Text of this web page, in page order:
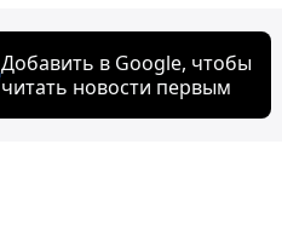
Добавить в Google, чтобы
читать новости первым